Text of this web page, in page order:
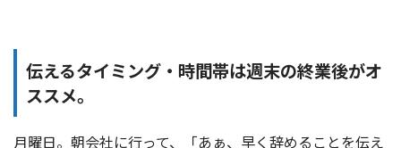
伝えるタイミング・時間帯は週末の終業後がオ
ススメ。
月曜日。朝会社に行って、「あぁ、早く辞めることを伝え